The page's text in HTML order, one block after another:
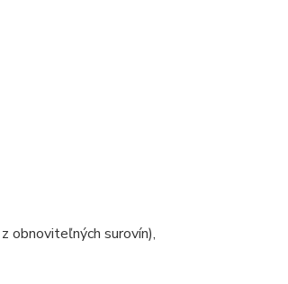
obnoviteľných surovín),